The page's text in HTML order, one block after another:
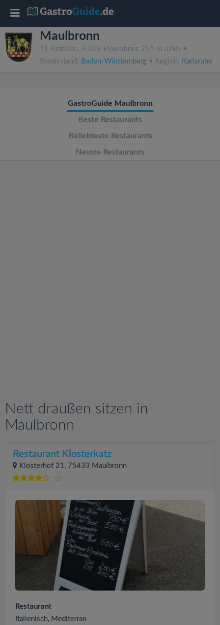
Maulbronn
11 Betriebe, 6.318 Einwohner, 251 m ü.NN •
Bundesland: Baden-Württemberg • Region: Karlsruhe
GastroGuide Maulbronn
Beste Restaurants
Beliebteste Restaurants
Neuste Restaurants
Nett draußen sitzen in
Maulbronn
Restaurant Klosterkatz
Klosterhof 21, 75433 Maulbronn
(1)
Restaurant
Italienisch, Mediterran
T
o
g